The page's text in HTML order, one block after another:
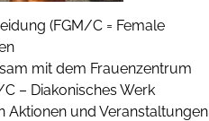
(FGM/C = Female
mit dem Frauenzentrum
– Diakonisches Werk
Aktionen und Veranstaltungen